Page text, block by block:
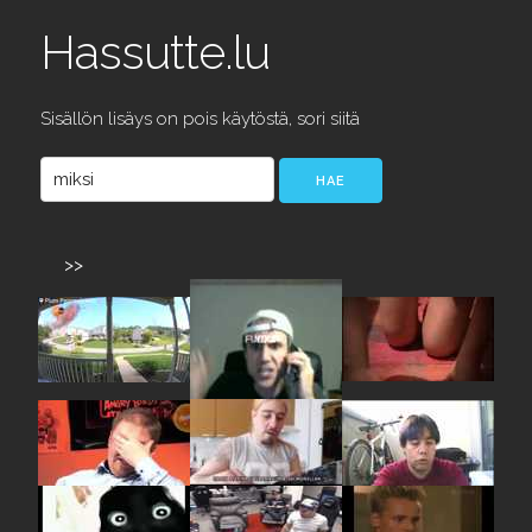
Hassutte.lu
Sisällön lisäys on pois käytöstä, sori siitä
>>